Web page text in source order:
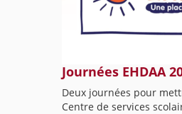
Journées EHDAA
Deux journées pour
Centre de services